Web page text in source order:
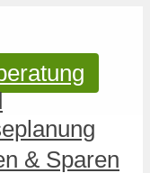
& Sparen